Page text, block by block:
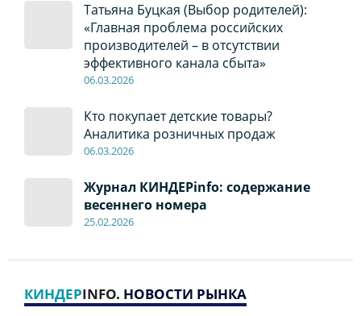
Татьяна Буцкая (Выбор родителей):
«Главная проблема российских
производителей – в отсутствии
эффективного канала сбыта»
06.03.2026
Кто покупает детские товары?
Аналитика розничных продаж
06.03.2026
Журнал КИНДЕРinfo: содержание
весеннего номера
25.02.2026
КИНДЕРINFO. НОВОСТИ РЫНКА